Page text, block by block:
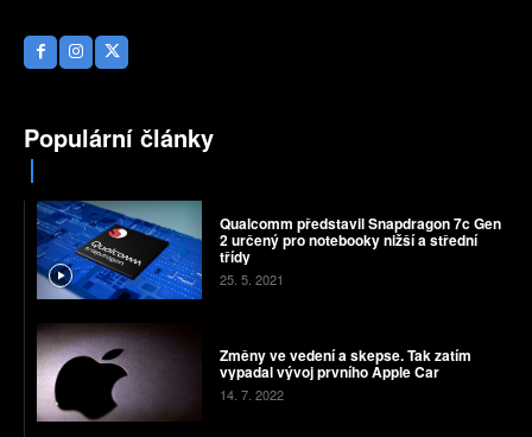
Populární články
Qualcomm představil Snapdragon 7c Gen
2 určený pro notebooky nižší a střední
třídy
25. 5. 2021
Změny ve vedení a skepse. Tak zatím
vypadal vývoj prvního Apple Car
14. 7. 2022